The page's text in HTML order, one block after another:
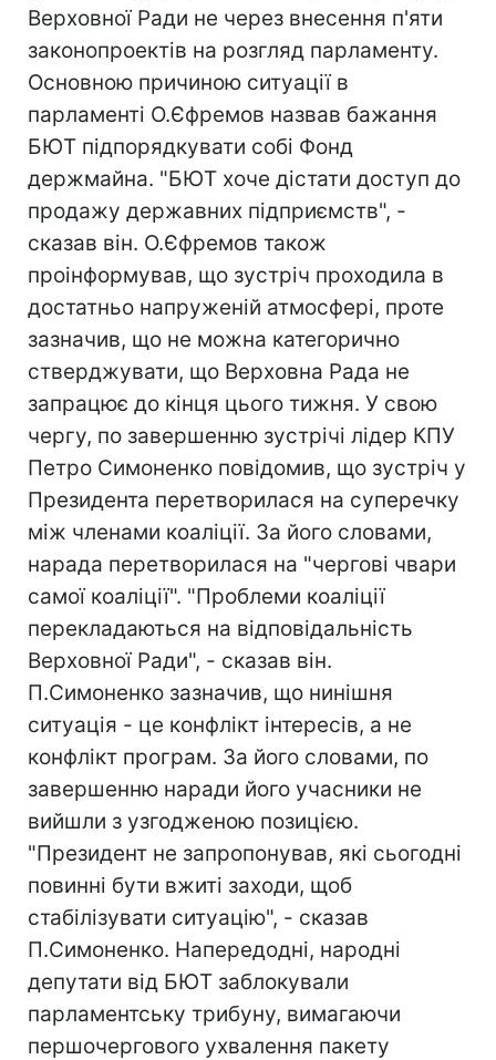
Верховної Ради не через внесення п'яти
законопроектів на розгляд парламенту.
Основною причиною ситуації в
парламенті О.Єфремов назвав бажання
БЮТ підпорядкувати собі Фонд
держмайна. "БЮТ хоче дістати доступ до
продажу державних підприємств", -
сказав він. О.Єфремов також
проінформував, що зустріч проходила в
достатньо напруженій атмосфері, проте
зазначив, що не можна категорично
стверджувати, що Верховна Рада не
запрацює до кінця цього тижня. У свою
чергу, по завершенню зустрічі лідер КПУ
Петро Симоненко повідомив, що зустріч у
Президента перетворилася на суперечку
між членами коаліції. За його словами,
нарада перетворилася на "чергові чвари
самої коаліції". "Проблеми коаліції
перекладаються на відповідальність
Верховної Ради", - сказав він.
П.Симоненко зазначив, що нинішня
ситуація - це конфлікт інтересів, а не
конфлікт програм. За його словами, по
завершенню наради його учасники не
вийшли з узгодженою позицією.
"Президент не запропонував, які сьогодні
повинні бути вжиті заходи, щоб
стабілізувати ситуацію", - сказав
П.Симоненко. Напередодні, народні
депутати від БЮТ заблокували
парламентську трибуну, вимагаючи
першочергового ухвалення пакету